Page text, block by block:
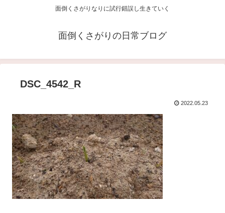
面倒くさがりなりに試行錯誤し生きていく
面倒くさがりの日常ブログ
DSC_4542_R
2022.05.23